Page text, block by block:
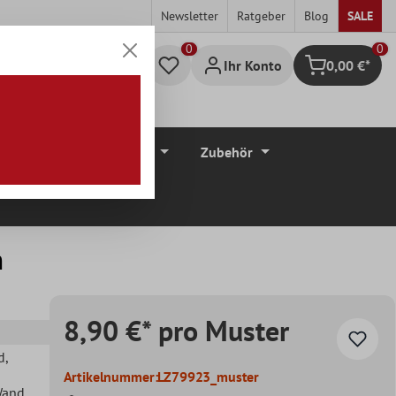
Newsletter Ratgeber Blog SALE
Ihr Konto Warenkorb
0
0,00 €*
Zubehör
,
,
8,90 €* pro Muster
Artikelnummer:LZ79923_muster